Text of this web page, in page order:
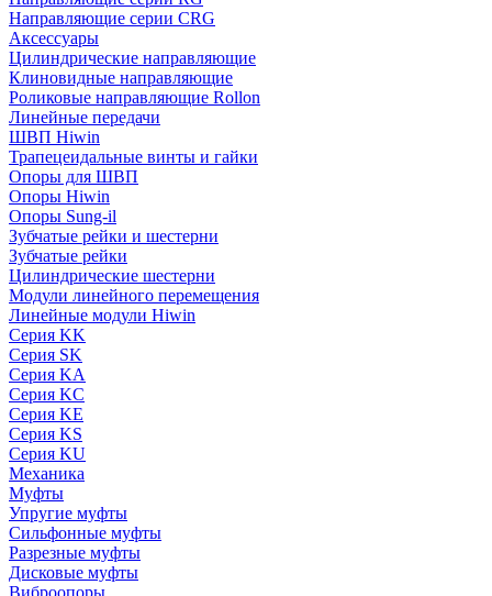
Направляющие серии CRG
Аксессуары
Цилиндрические направляющие
Клиновидные направляющие
Роликовые направляющие Rollon
Линейные передачи
ШВП Hiwin
Трапецеидальные винты и гайки
Опоры для ШВП
Опоры Hiwin
Опоры Sung-il
Зубчатые рейки и шестерни
Зубчатые рейки
Цилиндрические шестерни
Модули линейного перемещения
Линейные модули Hiwin
Серия KK
Серия SK
Серия KA
Серия KC
Серия KE
Серия KS
Серия KU
Механика
Муфты
Упругие муфты
Сильфонные муфты
Разрезные муфты
Дисковые муфты
Виброопоры